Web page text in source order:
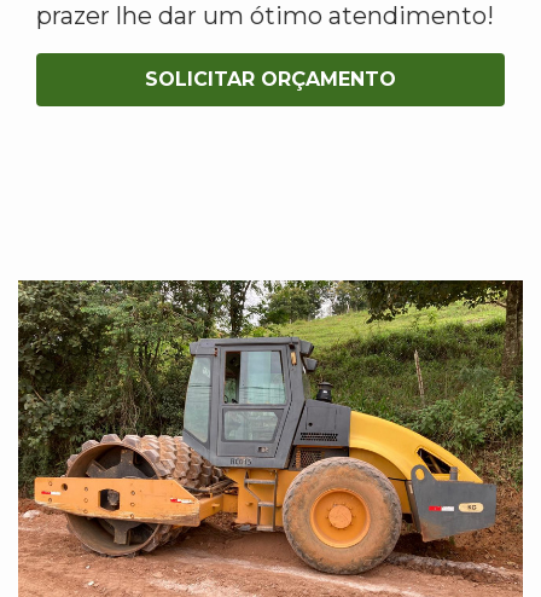
prazer lhe dar um ótimo atendimento!
SOLICITAR ORÇAMENTO